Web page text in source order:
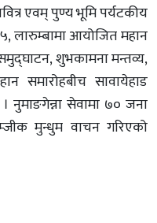
एवम् पुण्य भूमि पर्यटकीय
लारुम्बामा आयोजित महान
शुभकामना मन्तव्य,
समारोहबीच सावायेहाड
नुमाङगेन्ना सेवामा ७० जना
मुन्धुम वाचन गरिएको